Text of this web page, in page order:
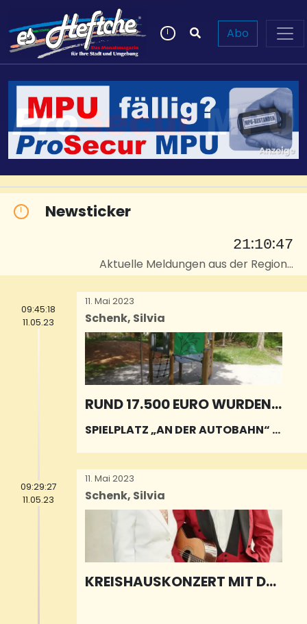
Abo
Newsticker
21:10:47
Aktuelle Meldungen aus der Region...
09:45:18
11.05.23
11. Mai 2023
Schenk, Silvia
RUND 17.500 EURO WURDEN I
SPIELPLATZ „AN DER AUTOBAHN“ M
09:29:27
11.05.23
11. Mai 2023
Schenk, Silvia
KREISHAUSKONZERT MIT DE